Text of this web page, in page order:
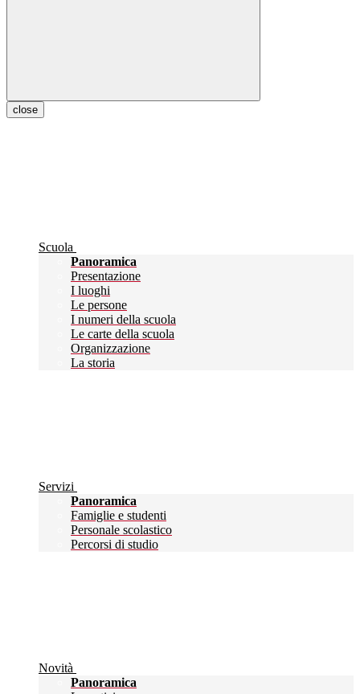
close
Scuola
Panoramica
Presentazione
I luoghi
Le persone
I numeri della scuola
Le carte della scuola
Organizzazione
La storia
Servizi
Panoramica
Famiglie e studenti
Personale scolastico
Percorsi di studio
Novità
Panoramica